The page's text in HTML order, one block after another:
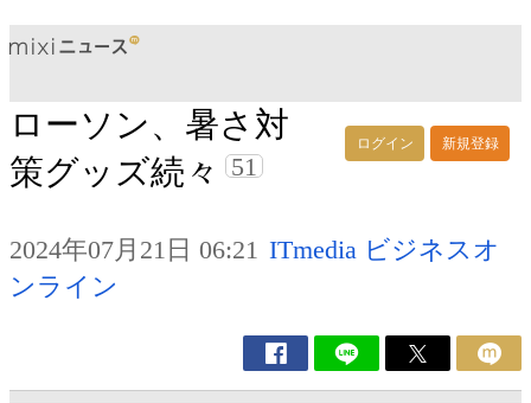
ログイン 新規登録
ローソン、暑さ対
策グッズ続々
51
2024年07月21日 06:21 ITmedia ビジネスオ
ンライン